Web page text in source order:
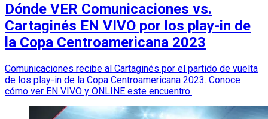
Dónde VER Comunicaciones vs.
Cartaginés EN VIVO por los play-in de
la Copa Centroamericana 2023
Comunicaciones recibe al Cartaginés por el partido de vuelta
de los play-in de la Copa Centroamericana 2023. Conoce
cómo ver EN VIVO y ONLINE este encuentro.